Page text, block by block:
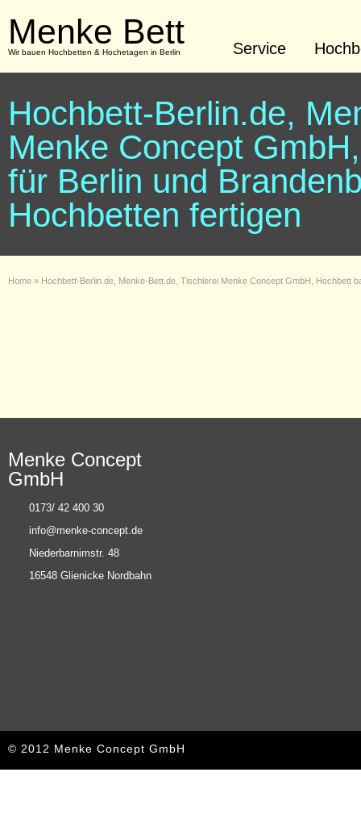
Menke Bett
Wir bauen Hochbetten & Hochetagen in Berlin Service
Hochbett-Berlin.de,
Menke Concept
für Berlin und
Hochbetten fertigen
Home » Hochbett-Berlin.de, Menke-Bett.de, Tischlerei Menke Concept GmbH, Hochbett
Menke Concept
GmbH
0173/ 42 400 30
info@menke-concept.de
Niederbarnimstr. 48
16548 Glienicke Nordbahn
© 2012 Menke Concept GmbH